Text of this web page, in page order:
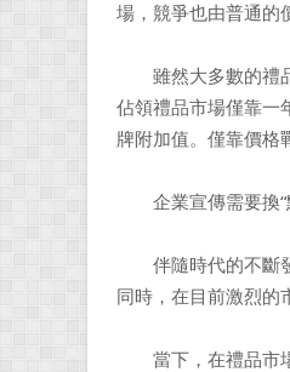
場，競爭也由普通的
雖然大多數的禮品
佔領禮品市場僅靠一
牌附加值。僅靠價格
企業宣傳需要換“
伴隨時代的不斷發
同時，在目前激烈的
當下，在禮品市場